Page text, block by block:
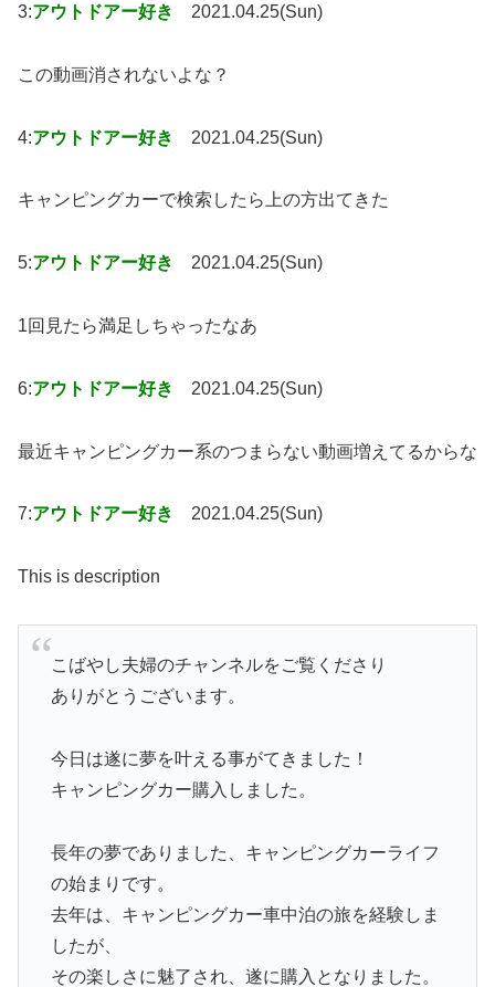
3:アウトドアー好き 2021.04.25(Sun)
この動画消されないよな？
4:アウトドアー好き 2021.04.25(Sun)
キャンピングカーで検索したら上の方出てきた
5:アウトドアー好き 2021.04.25(Sun)
1回見たら満足しちゃったなあ
6:アウトドアー好き 2021.04.25(Sun)
最近キャンピングカー系のつまらない動画増えてるからな
7:アウトドアー好き 2021.04.25(Sun)
This is description
こばやし夫婦のチャンネルをご覧くださり
ありがとうございます。
今日は遂に夢を叶える事がてきました！
キャンピングカー購入しました。
長年の夢でありました、キャンピングカーライフ
の始まりです。
去年は、キャンピングカー車中泊の旅を経験しま
したが、
その楽しさに魅了され、遂に購入となりました。